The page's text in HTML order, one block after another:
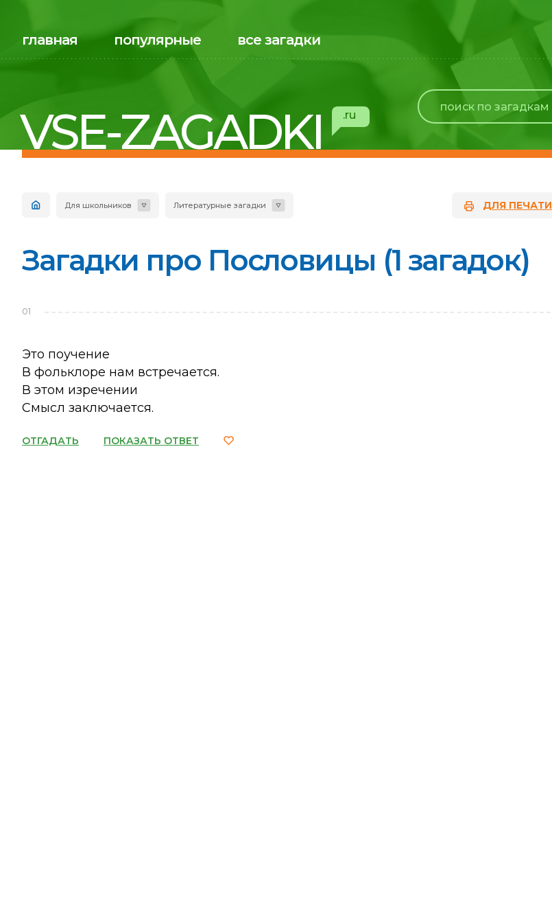
главная популярные все загадки
VSE-ZAGADKI .ru
Для школьников Литературные загадки ДЛЯ ПЕЧАТИ
Загадки про Пословицы (1 загадок)
01
Это поучение
В фольклоре нам встречается.
В этом изречении
Смысл заключается.
ОТГАДАТЬ ПОКАЗАТЬ ОТВЕТ